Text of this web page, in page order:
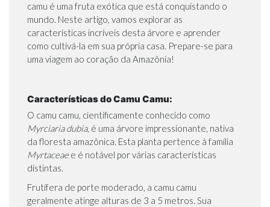
camu é uma fruta exótica que está conquistando o
mundo. Neste artigo, vamos explorar as
características incríveis desta árvore e aprender
como cultivá-la em sua própria casa. Prepare-se para
uma viagem ao coração da Amazônia!
Características do Camu Camu:
O camu camu, cientificamente conhecido como
Myrciaria dubia, é uma árvore impressionante, nativa
da floresta amazônica. Esta planta pertence à família
Myrtaceaee é notável por várias características
distintas.
Frutífera de porte moderado, a camu camu
geralmente atinge alturas de 3 a 5 metros. Sua